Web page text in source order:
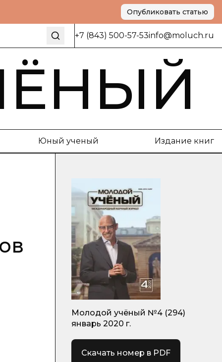
Опубликовать статью
+7 (843) 500-57-53info@moluch.ru
Юный ученый Издание книг
Молодой учёный №4 (294)
январь 2020 г.
Скачать номер в PDF